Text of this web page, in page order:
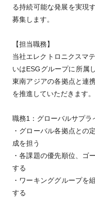
る持続可能な発展を実現
募集します。
【担当職務】
当社エレクトロニクスマ
いはESGグループに所属
東南アジアの各拠点と連
を推進していただきます。
職務1：グローバルサプラ
・グローバル各拠点との
成を担う
・各課題の優先順位、ゴ
する
・ワーキンググループを
する